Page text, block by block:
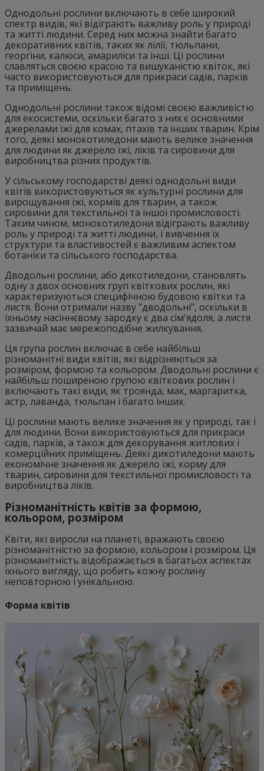
Однодольні рослини включають в себе широкий
спектр видів, які відіграють важливу роль у природі
та житті людини. Серед них можна знайти багато
декоративних квітів, таких як лілії, тюльпани,
георгіни, калюси, амариліси та інші. Ці рослини
славляться своєю красою та вишуканістю квіток, які
часто використовуються для прикраси садів, парків
та приміщень.
Однодольні рослини також відомі своєю важливістю
для екосистеми, оскільки багато з них є основними
джерелами їжі для комах, птахів та інших тварин. Крім
того, деякі монокотиледони мають велике значення
для людини як джерело їжі, ліків та сировини для
виробництва різних продуктів.
У сільському господарстві деякі однодольні види
квітів використовуються як культурні рослини для
вирощування їжі, кормів для тварин, а також
сировини для текстильної та іншої промисловості.
Таким чином, монокотиледони відіграють важливу
роль у природі та житті людини, і вивчення їх
структури та властивостей є важливим аспектом
ботаніки та сільського господарства.
Дводольні рослини, або дикотиледони, становлять
одну з двох основних груп квіткових рослин, які
характеризуються специфічною будовою квітки та
листя. Вони отримали назву "дводольні", оскільки в
їхньому насіннєвому зародку є два сім'ядоля, а листя
зазвичай має мережоподібне жилкування.
Ця група рослин включає в себе найбільш
різноманітні види квітів, які відрізняються за
розміром, формою та кольором. Дводольні рослини є
найбільш поширеною групою квіткових рослин і
включають такі види, як троянда, мак, маргаритка,
астр, лаванда, тюльпан і багато інших.
Ці рослини мають велике значення як у природі, так і
для людини. Вони використовуються для прикраси
садів, парків, а також для декорування житлових і
комерційних приміщень. Деякі дикотиледони мають
економічне значення як джерело їжі, корму для
тварин, сировини для текстильної промисловості та
виробництва ліків.
Різноманітність квітів за формою,
кольором, розміром
Квіти, які виросли на планеті, вражають своєю
різноманітністю за формою, кольором і розміром. Ця
різноманітність відображається в багатьох аспектах
їхнього вигляду, що робить кожну рослину
неповторною і унікальною.
Форма квітів